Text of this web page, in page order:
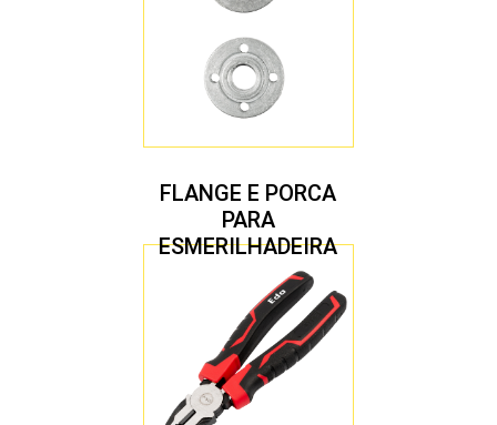
FLANGE E PORCA
PARA
ESMERILHADEIRA
4.1/2″ 20,00 MM